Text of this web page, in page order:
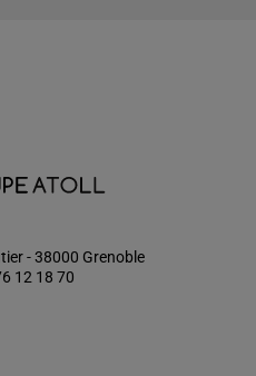
- 38000 Grenoble
12 18 70